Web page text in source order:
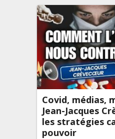
Covid, médias,
Jean-Jacques
les stratégies
pouvoir